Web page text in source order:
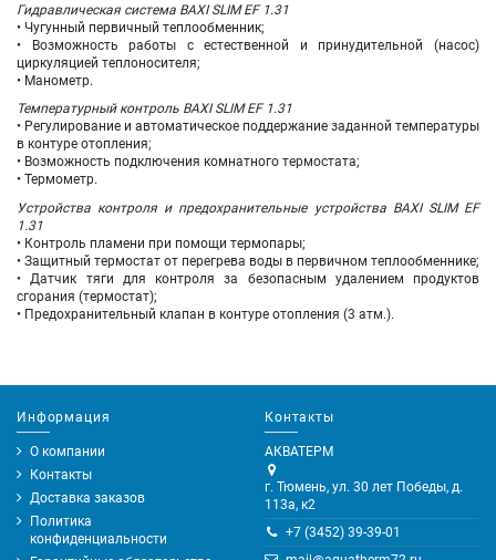
Гидравлическая система BAXI SLIM EF 1.31
• Чугунный первичный теплообменник;
• Возможность работы с естественной и принудительной (насос)
циркуляцией теплоносителя;
• Манометр.
Температурный контроль BAXI SLIM EF 1.31
• Регулирование и автоматическое поддержание заданной температуры
в контуре отопления;
• Возможность подключения комнатного термостата;
• Термометр.
Устройства контроля и предохранительные устройства BAXI SLIM EF
1.31
• Контроль пламени при помощи термопары;
• Защитный термостат от перегрева воды в первичном теплообменнике;
• Датчик тяги для контроля за безопасным удалением продуктов
сгорания (термостат);
• Предохранительный клапан в контуре отопления (3 атм.).
Информация
О компании
Контакты
Доставка заказов
Политика
конфиденциальности
Контакты
АКВАТЕРМ
г. Тюмень, ул. 30 лет Победы, д.
113а, к2
+7 (3452) 39-39-01